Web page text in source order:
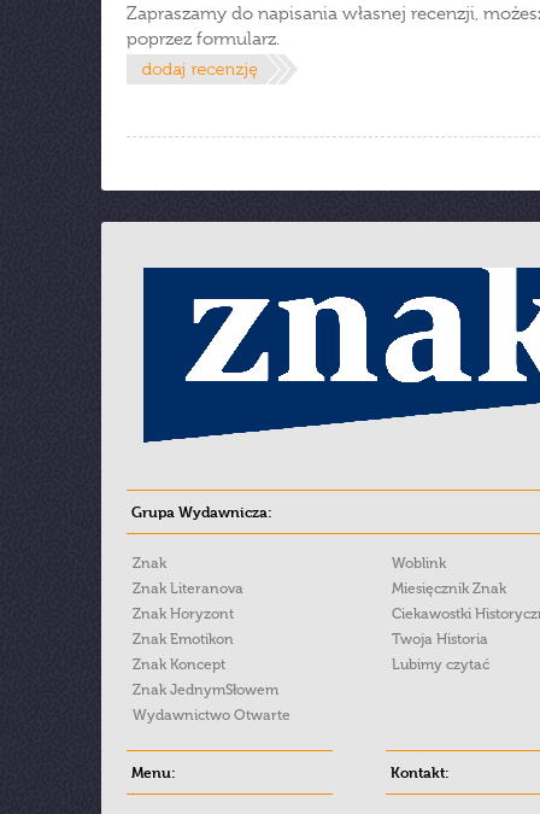
Zapraszamy do napisania własnej recenzji,
poprzez formularz.
Grupa Wydawnicza:
Znak
Znak Literanova
Znak Horyzont
Znak Emotikon
Znak Koncept
Znak JednymSłowem
Wydawnictwo Otwarte
Woblink
Miesięcznik Znak
Ciekawostki
Twoja Historia
Lubimy czytać
Menu: Kontakt: